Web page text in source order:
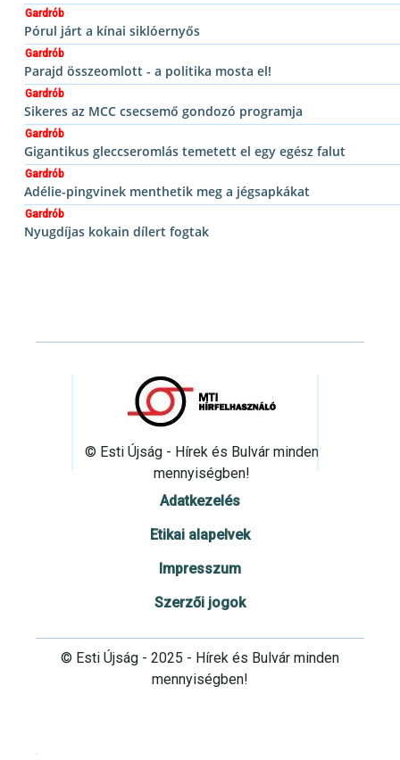
Gardrób
Pórul járt a kínai siklóernyős
Gardrób
Parajd összeomlott - a politika mosta el!
Gardrób
Sikeres az MCC csecsemő gondozó programja
Gardrób
Gigantikus gleccseromlás temetett el egy egész falut
Gardrób
Adélie-pingvinek menthetik meg a jégsapkákat
Gardrób
Nyugdíjas kokain dílert fogtak
© Esti Újság - Hírek és Bulvár minden
mennyiségben!
Adatkezelés
Etikai alapelvek
Impresszum
Szerzői jogok
© Esti Újság - 2025 - Hírek és Bulvár minden
mennyiségben!